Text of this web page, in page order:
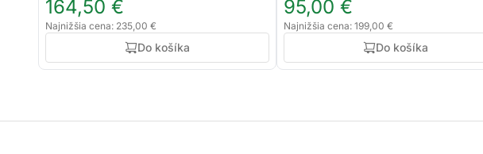
164,50 €
Najnižšia cena: 235,00 €
Do košíka
95,00 €
Najnižšia cena: 199,00 €
Do košíka